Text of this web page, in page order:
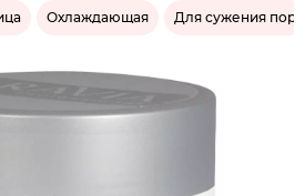
Охлаждающая Для сужения пор